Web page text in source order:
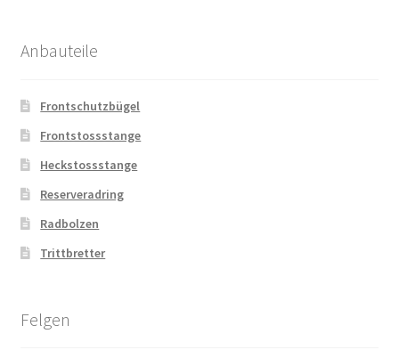
Anbauteile
Frontschutzbügel
Frontstossstange
Heckstossstange
Reserveradring
Radbolzen
Trittbretter
Felgen